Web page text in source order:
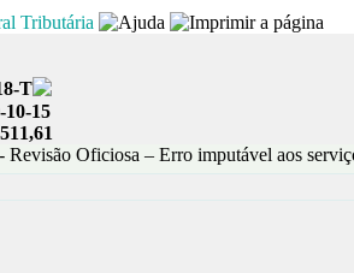
Tributária
T
10-15
Revisão Oficiosa – Erro imputável aos